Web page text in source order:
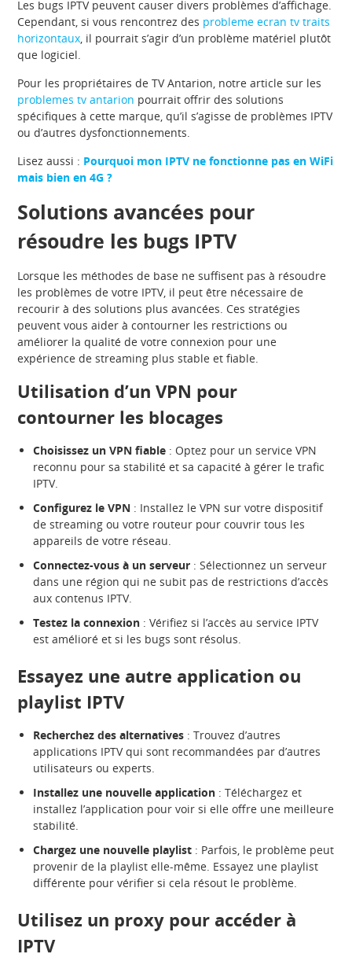
Les bugs IPTV peuvent causer divers problèmes d’affichage.
Cependant, si vous rencontrez des probleme ecran tv traits
horizontaux, il pourrait s’agir d’un problème matériel plutôt
que logiciel.
Pour les propriétaires de TV Antarion, notre article sur les
problemes tv antarion pourrait offrir des solutions
spécifiques à cette marque, qu’il s’agisse de problèmes IPTV
ou d’autres dysfonctionnements.
Lisez aussi : Pourquoi mon IPTV ne fonctionne pas en WiFi
mais bien en 4G ?
Solutions avancées pour
résoudre les bugs IPTV
Lorsque les méthodes de base ne suffisent pas à résoudre
les problèmes de votre IPTV, il peut être nécessaire de
recourir à des solutions plus avancées. Ces stratégies
peuvent vous aider à contourner les restrictions ou
améliorer la qualité de votre connexion pour une
expérience de streaming plus stable et fiable.
Utilisation d’un VPN pour
contourner les blocages
Choisissez un VPN fiable : Optez pour un service VPN
reconnu pour sa stabilité et sa capacité à gérer le trafic
IPTV.
Configurez le VPN : Installez le VPN sur votre dispositif
de streaming ou votre routeur pour couvrir tous les
appareils de votre réseau.
Connectez-vous à un serveur : Sélectionnez un serveur
dans une région qui ne subit pas de restrictions d’accès
aux contenus IPTV.
Testez la connexion : Vérifiez si l’accès au service IPTV
est amélioré et si les bugs sont résolus.
Essayez une autre application ou
playlist IPTV
Recherchez des alternatives : Trouvez d’autres
applications IPTV qui sont recommandées par d’autres
utilisateurs ou experts.
Installez une nouvelle application : Téléchargez et
installez l’application pour voir si elle offre une meilleure
stabilité.
Chargez une nouvelle playlist : Parfois, le problème peut
provenir de la playlist elle-même. Essayez une playlist
différente pour vérifier si cela résout le problème.
Utilisez un proxy pour accéder à
IPTV